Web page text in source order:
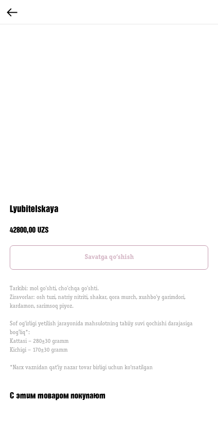
Lyubitelskaya
42800,00 UZS
Savatga qo‘shish
Tarkibi: mol go'shti, cho'chqa go'shti.
Ziravorlar: osh tuzi, natriy nitriti, shakar, qora murch, xushbo'y garimdori,
kardamon, sarimsoq piyoz.
Sof og'irligi yetilish jarayonida mahsulotning tabiiy suvi qochishi darajasiga
bog'liq*:
Kattasi –​ 280±30 gramm
Kichigi –​ 170±30 gramm
*Narx vaznidan qat’iy nazar tovar birligi uchun ko‘rsatilgan
С этим товаром покупают